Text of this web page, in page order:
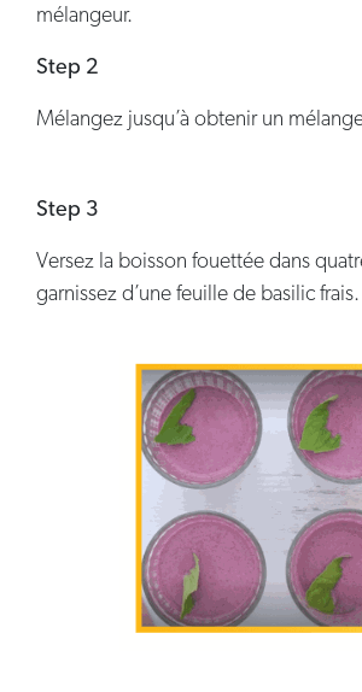
mélangeur.
Step 2
Mélangez jusqu’à obtenir un
Step 3
Versez la boisson fouettée dans
garnissez d’une feuille de basilic frais.